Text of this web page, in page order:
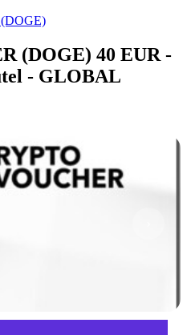
(DOGE) 40 EUR -
- GLOBAL